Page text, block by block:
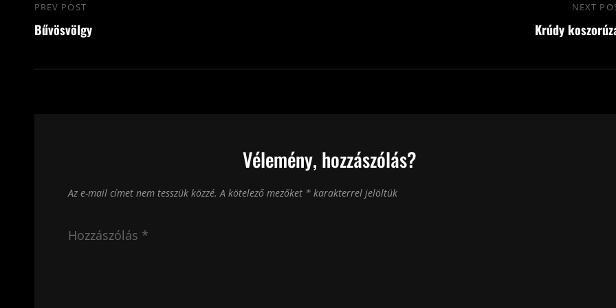
Bejegyzés
navigáció
Previous
Post
PREV POST
Bűvösvölgy
NEXT
Krúdy
Vélemény, hozzászólás?
Az e-mail címet nem tesszük közzé. A kötelező mezőket * karakterrel jelöltük
Hozzászólás *